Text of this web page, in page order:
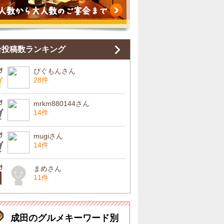
稿数ランキング
ぴぐもんさん
28件
mrkm880144さん
14件
mugiさん
14件
まめさん
11件
成田のグルメキーワード別